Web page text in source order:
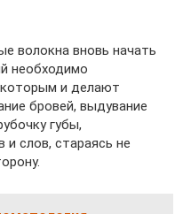
волокна вновь начать
необходимо
которым и делают
бровей, выдувание
губы,
и слов, стараясь не